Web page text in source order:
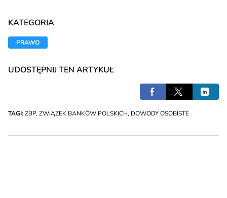
KATEGORIA
PRAWO
UDOSTĘPNIJ TEN ARTYKUŁ
TAGI:ZBP, ZWIĄZEK BANKÓW POLSKICH, DOWODY OSOBISTE